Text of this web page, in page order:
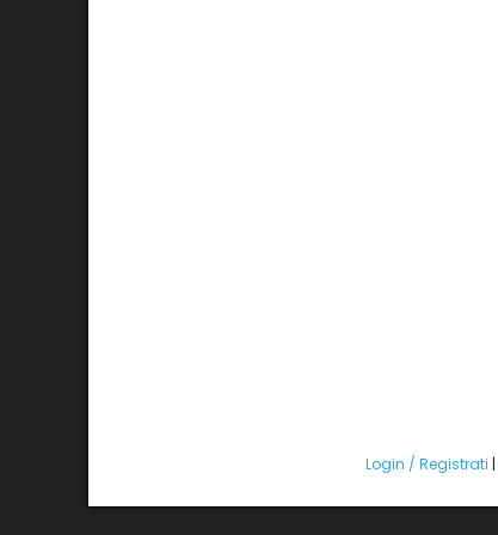
Login / Registrati |